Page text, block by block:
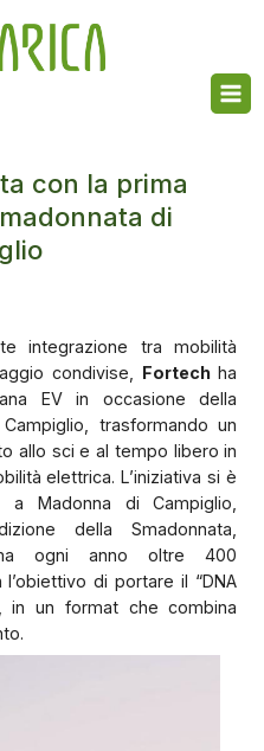
con la prima
di
integrazione tra mobilità
condivise, Fortechha
EV in occasione della
trasformando un
allo sci e al tempo libero in
elettrica. L’iniziativa si è
Madonna di Campiglio,
della Smadonnata,
ogni anno oltre 400
di portare il “DNA
in un format che combina